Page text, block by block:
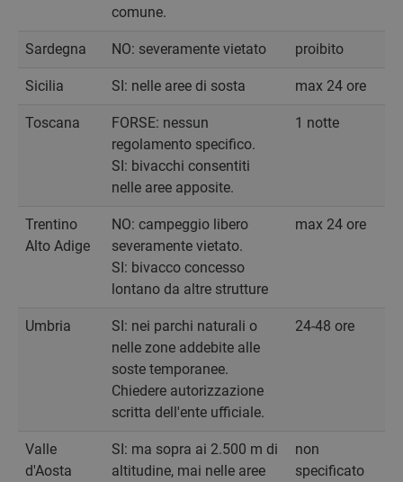
comune.
Sardegna NO: severamente vietato proibito
Sicilia SI: nelle aree di sosta max 24 ore
Toscana
FORSE: nessun
regolamento specifico.
SI: bivacchi consentiti
nelle aree apposite.
1 notte
Trentino
Alto Adige
NO: campeggio libero
severamente vietato.
SI: bivacco concesso
lontano da altre strutture
max 24 ore
Umbria
SI: nei parchi naturali o
nelle zone addebite alle
soste temporanee.
Chiedere autorizzazione
scritta dell'ente ufficiale.
24-48 ore
Valle
d'Aosta
SI: ma sopra ai 2.500 m di
altitudine, mai nelle aree
non
specificato